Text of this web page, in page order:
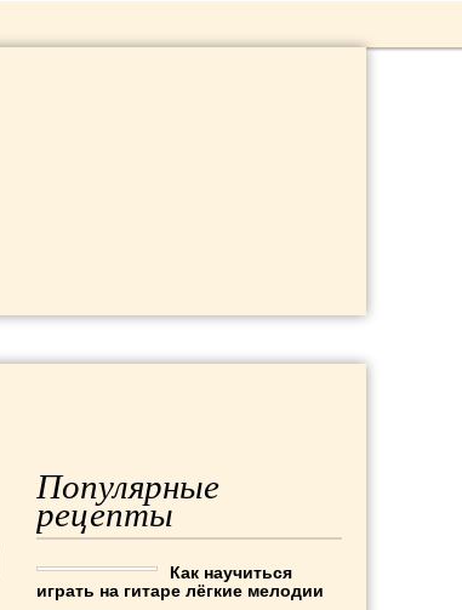
Популярные
рецепты
Как научиться
играть на гитаре лёгкие мелодии